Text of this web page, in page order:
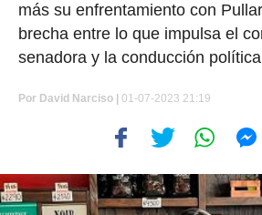
más su enfrentamiento con
brecha entre lo que impulsa el
senadora y la conducción
Por David Narciso 01-07-2023 21:19